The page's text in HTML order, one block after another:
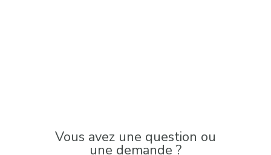
Vous avez une question ou
une demande ?